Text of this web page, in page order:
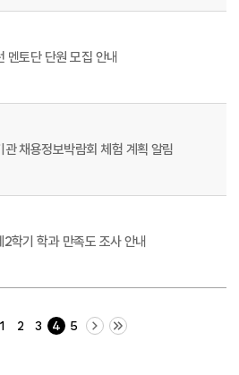
토단 단원 모집 안내
채용정보박람회 체험 계획 알림
학기 학과 만족도 조사 안내
1 2 3 4 5
다음 10 페이지 끝 페이지